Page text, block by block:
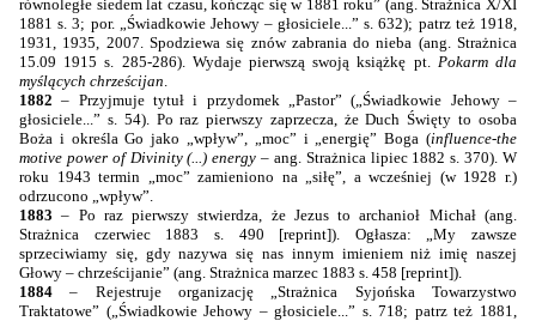
równoległe siedem lat czasu, kończąc się w 1881 roku” (ang. Strażnica X/XI
1881 s. 3; por. „Świadkowie Jehowy – głosiciele...” s. 632); patrz też 1918,
1931, 1935, 2007. Spodziewa się znów zabrania do nieba (ang. Strażnica
15.09 1915 s. 285-286). Wydaje pierwszą swoją książkę pt. Pokarm dla
myślących chrześcijan.
1882 – Przyjmuje tytuł i przydomek „Pastor” („Świadkowie Jehowy –
głosiciele...” s. 54). Po raz pierwszy zaprzecza, że Duch Święty to osoba
Boża i określa Go jako „wpływ”, „moc” i „energię” Boga (influence-the
motive power of Divinity (...) energy – ang. Strażnica lipiec 1882 s. 370). W
roku 1943 termin „moc” zamieniono na „siłę”, a wcześniej (w 1928 r.)
odrzucono „wpływ”.
1883 – Po raz pierwszy stwierdza, że Jezus to archanioł Michał (ang.
Strażnica czerwiec 1883 s. 490 [reprint]). Ogłasza: „My zawsze
sprzeciwiamy się, gdy nazywa się nas innym imieniem niż imię naszej
Głowy – chrześcijanie” (ang. Strażnica marzec 1883 s. 458 [reprint]).
1884 – Rejestruje organizację „Strażnica Syjońska Towarzystwo
Traktatowe” („Świadkowie Jehowy – głosiciele...” s. 718; patrz też 1881,